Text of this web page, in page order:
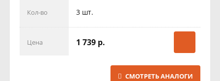
Кол-во 3 шт.
Цена 1 739 р.
СМОТРЕТЬ АНАЛОГИ